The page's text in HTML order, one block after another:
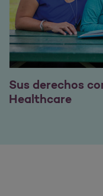
Sus derechos
Healthcare